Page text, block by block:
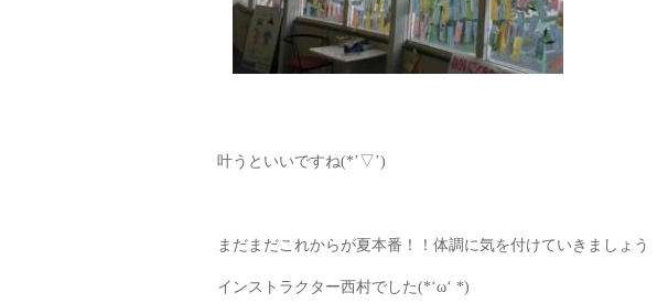
叶うといいですね(*’▽’)
まだまだこれからが夏本番！！体調に気を付けていきましょう
インストラクター西村でした(*‘ω‘ *)